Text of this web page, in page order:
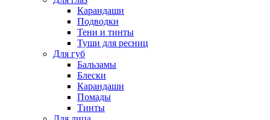
Карандаши
Подводки
Тени и тинты
Туши для ресниц
Для губ
Бальзамы
Блески
Карандаши
Помады
Тинты